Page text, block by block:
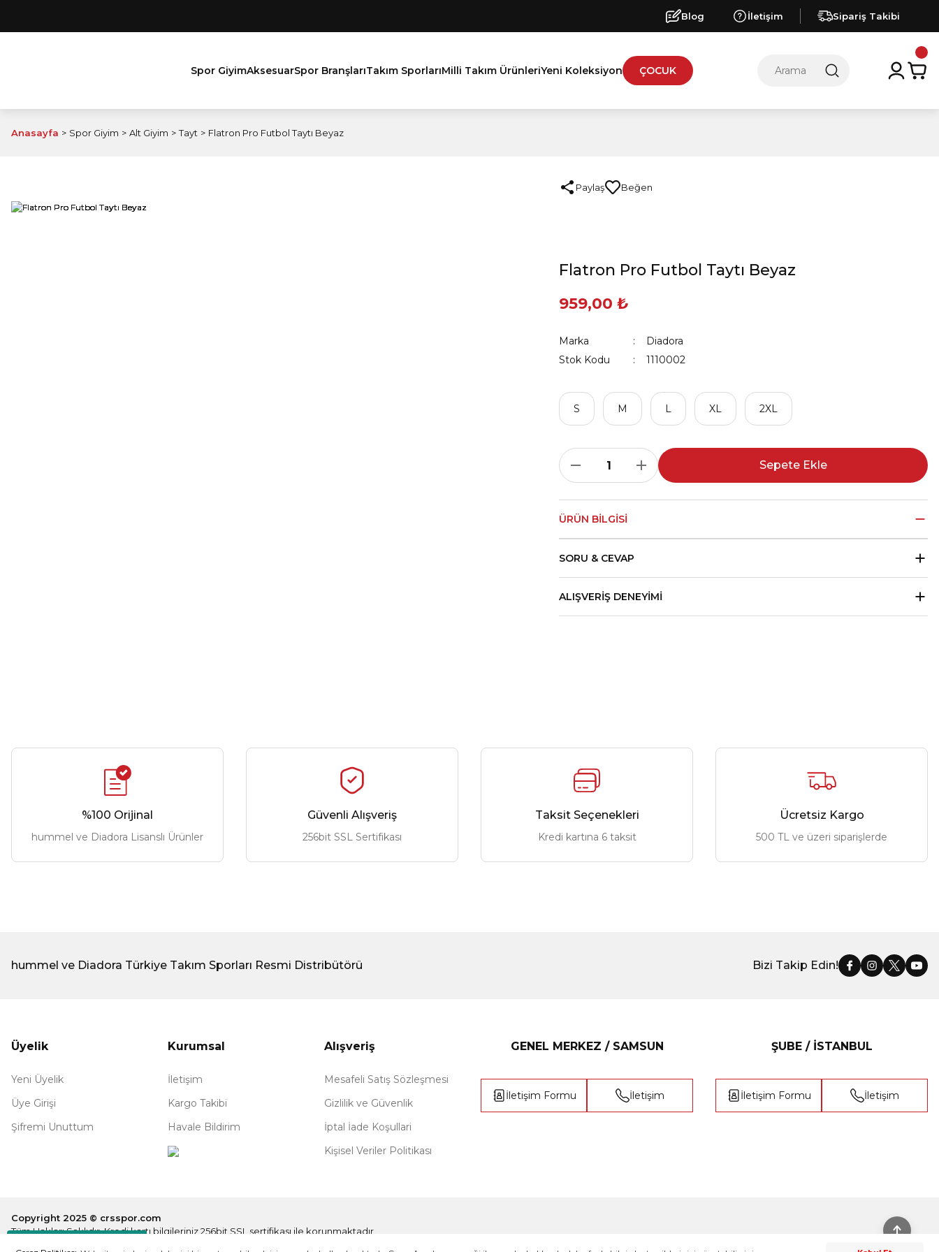
Destek Hattı
Blog İletişim Sipariş Takibi
Spor GiyimAksesuarSpor BranşlarıTakım SporlarıMilli Takım ÜrünleriYeni Koleksiyon ÇOCUK
Anasayfa Spor Giyim Alt Giyim Tayt Flatron Pro Futbol Taytı Beyaz
Paylaş
Flatron Pro Futbol Taytı Beyaz
959,00 ₺
Marka
Diadora
Stok Kodu
1110002
S M L XL 2XL
Sepete Ekle
ÜRÜN BILGISI
SORU & CEVAP
ALIŞVERIŞ DENEYIMI
%100 Orijinal
hummel ve Diadora Lisanslı Ürünler
Güvenli Alışveriş
256bit SSL Sertifikası
Taksit Seçenekleri
Kredi kartına 6 taksit
Ücretsiz Kargo
500 TL ve üzeri siparişlerde
hummel ve Diadora Türkiye Takım Sporları Resmi Distribütörü Bizi Takip Edin!
Üyelik
Yeni Üyelik
Üye Girişi
Şifremi Unuttum
Kurumsal
İletişim
Kargo Takibi
Havale Bildirim
Alışveriş
Mesafeli Satış Sözleşmesi
Gizlilik ve Güvenlik
İptal İade Koşullari
Kişisel Veriler Politikası
GENEL MERKEZ / SAMSUN
İletişim Formu İletişim
ŞUBE / İSTANBUL
İletişim Formu İletişim
Copyright 2025 © crsspor.com
Tüm Hakları Saklıdır. Kredi kartı bilgileriniz 256bit SSL sertifikası ile korunmaktadır.